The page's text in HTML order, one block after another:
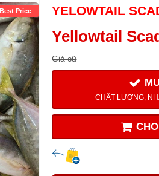
Best Price YELOWTAIL
Yellowtail
Giá cũ
CHẤT LƯƠNG,